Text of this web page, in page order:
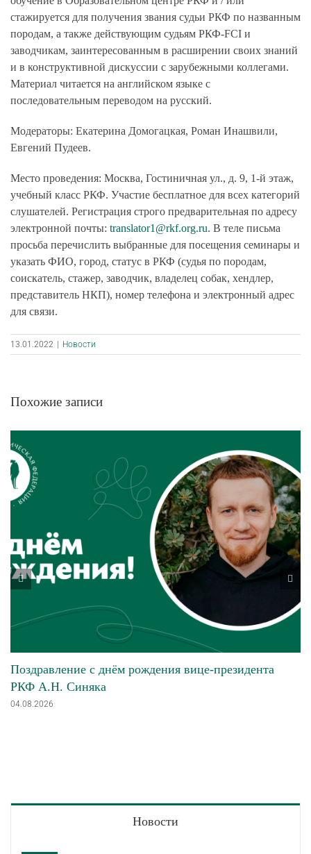
стажируется для получения звания судьи РКФ по названным
породам, а также действующим судьям РКФ-FCI и
заводчикам, заинтересованным в расширении своих знаний
и в конструктивной дискуссии с зарубежными коллегами.
Материал читается на английском языке с
последовательным переводом на русский.
Модераторы: Екатерина Домогацкая, Роман Инашвили,
Евгений Пудеев.
Место проведения: Москва, Гостиничная ул., д. 9, 1-й этаж,
учебный класс РКФ. Участие бесплатное для всех категорий
слушателей. Регистрация строго предварительная по адресу
электронной почты: translator1@rkf.org.ru. В теле письма
просьба перечислить выбранные для посещения семинары и
указать ФИО, город, статус в РКФ (судья по породам,
соискатель, стажер, заводчик, владелец собак, хендлер,
представитель НКП), номер телефона и электронный адрес
для связи.
13.01.2022 Новости
Похожие записи
Поздравление с днём рождения вице-президента
РКФ А.Н. Синяка
04.08.2026
Новости